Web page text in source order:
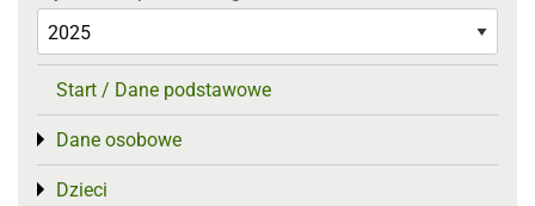
Start / Dane podstawowe
Dane osobowe
Toggle menu
Dzieci
Toggle menu